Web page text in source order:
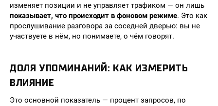
изменяет позиции и не управляет трафиком — он лишь
показывает, что происходит в фоновом режиме. Это как
прослушивание разговора за соседней дверью: вы не
участвуете в нём, но понимаете, о чём говорят.
ДОЛЯ УПОМИНАНИЙ: КАК ИЗМЕРИТЬ
ВЛИЯНИЕ
Это основной показатель — процент запросов, по